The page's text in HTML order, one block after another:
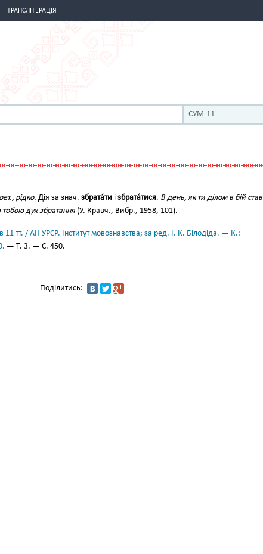
ТРАНСЛІТЕРАЦІЯ
СУМ-11
рідко. Дія за знач. збрата́ти і збрата́тися. В день, як ти ділом в бій став
тобою дух збратання (У. Кравч., Вибр., 1958, 101).
11 тт. / АН УРСР. Інститут мовознавства; за ред. І. К. Білодіда. — К.:
— Т. 3. — С. 450.
Поділитись: